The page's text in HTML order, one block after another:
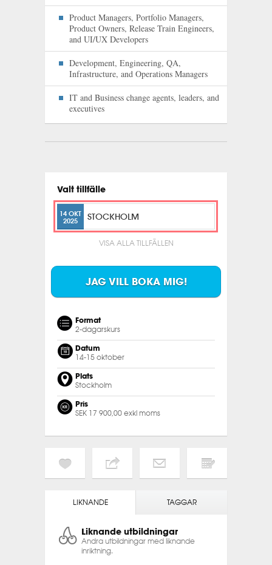
Product Managers, Portfolio Managers,
Product Owners, Release Train Engineers,
and UI/UX Developers
Development, Engineering, QA,
Infrastructure, and Operations Managers
IT and Business change agents, leaders, and
executives
Valt tillfälle
14 OKT
2025
STOCKHOLM
VISA ALLA TILLFÄLLEN
JAG VILL BOKA MIG!
Format
2-dagarskurs
Datum
14-15 oktober
Plats
Stockholm
Pris
SEK 17 900,00 exkl moms
LIKNANDE TAGGAR
Liknande utbildningar
Andra utbildningar med liknande
inriktning.